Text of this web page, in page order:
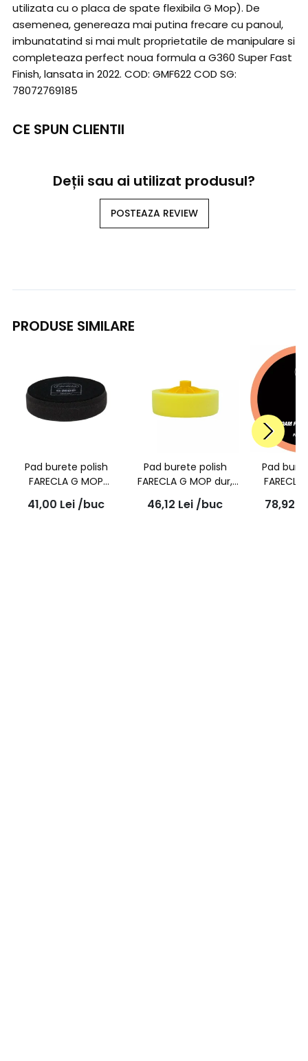
utilizata cu o placa de spate flexibila G Mop). De
asemenea, genereaza mai putina frecare cu panoul,
imbunatatind si mai mult proprietatile de manipulare si
completeaza perfect noua formula a G360 Super Fast
Finish, lansata in 2022. COD: GMF622 COD SG:
78072769185
CE SPUN CLIENTII
Deții sau ai utilizat produsul?
POSTEAZA REVIEW
PRODUSE SIMILARE
Pad burete polish
FARECLA G MOP
pentru finish, culoare
neagra, 75mm,
41,00 Lei /buc
Pad burete polish
FARECLA G MOP dur,
galben 150mm cu
prindere M-14,
46,12 Lei /buc
Pad
78,92